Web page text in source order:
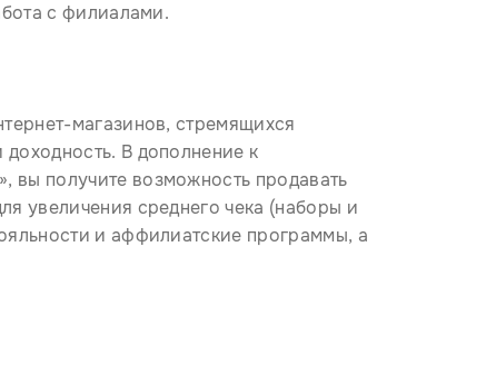
с филиалами.
магазинов, стремящихся
В дополнение к
получите возможность продавать
увеличения среднего чека (наборы и
и аффилиатские программы, а